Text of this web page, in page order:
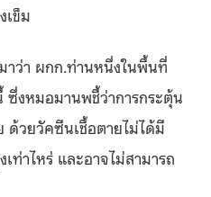
เข็ม
าว่า ผกก.ท่านหนึ่งในพื้นที่
ซึ่งหมอมานพชี้ว่าการกระตุ้น
วยวัคซีนเชื้อตายไม่ได้มี
ท่าไหร่ และอาจไม่สามารถ